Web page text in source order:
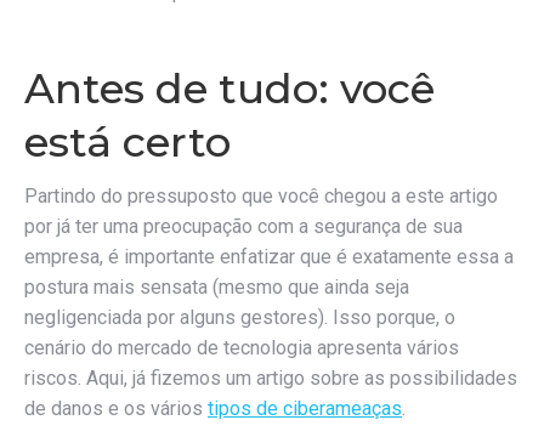
Antes de tudo: você
está certo
Partindo do pressuposto que você chegou a este artigo
por já ter uma preocupação com a segurança de sua
empresa, é importante enfatizar que é exatamente essa a
postura mais sensata (mesmo que ainda seja
negligenciada por alguns gestores). Isso porque, o
cenário do mercado de tecnologia apresenta vários
riscos. Aqui, já fizemos um artigo sobre as possibilidades
de danos e os vários tipos de ciberameaças.